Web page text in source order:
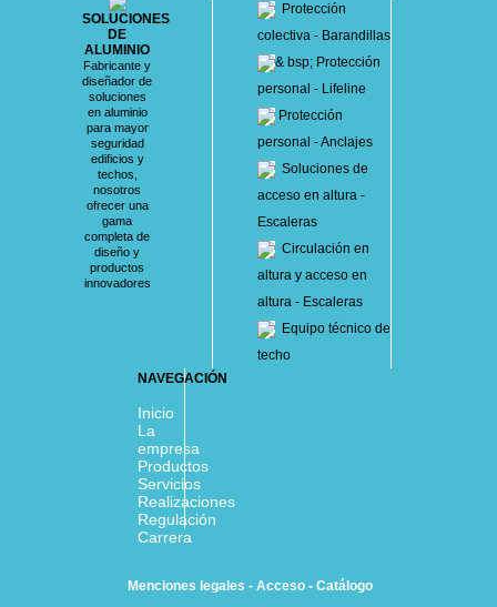
SOLUCIONES
DE
ALUMINIO
Fabricante y
diseñador de
soluciones
en aluminio
para mayor
seguridad
edificios y
techos,
nosotros
ofrecer una
gama
completa de
diseño y
productos
innovadores
Protección
colectiva - Barandillas
& bsp; Protección
personal - Lifeline
Protección
personal - Anclajes
Soluciones de
acceso en altura -
Escaleras
Circulación en
altura y acceso en
altura - Escaleras
Equipo técnico de
techo
NAVEGACIÓN
Inicio
La
empresa
Productos
Servicios
Realizaciones
Regulación
Carrera
Menciones legales - Acceso- Catálogo